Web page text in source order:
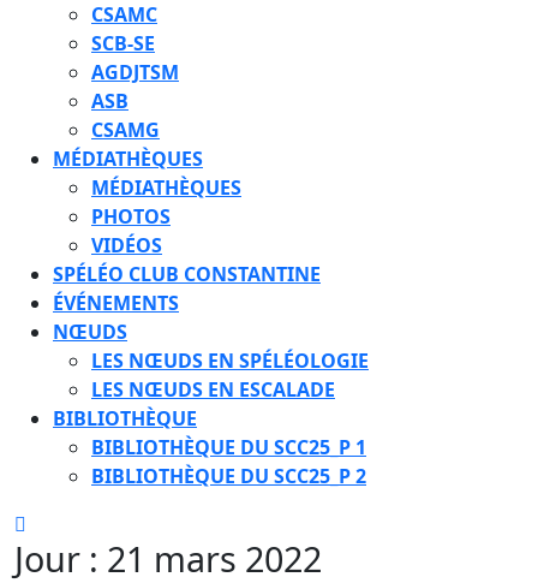
CSAMC
SCB-SE
AGDJTSM
ASB
CSAMG
MÉDIATHÈQUES
MÉDIATHÈQUES
PHOTOS
VIDÉOS
SPÉLÉO CLUB CONSTANTINE
ÉVÉNEMENTS
NŒUDS
LES NŒUDS EN SPÉLÉOLOGIE
LES NŒUDS EN ESCALADE
BIBLIOTHÈQUE
BIBLIOTHÈQUE DU SCC25_P 1
BIBLIOTHÈQUE DU SCC25_P 2
BUTTON
Jour : 21 mars 2022